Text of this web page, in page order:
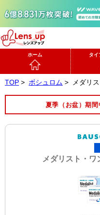
ホーム タイ
TOP > ボシュロム > メダリ
夏季（お盆）期
メダリスト・ワ